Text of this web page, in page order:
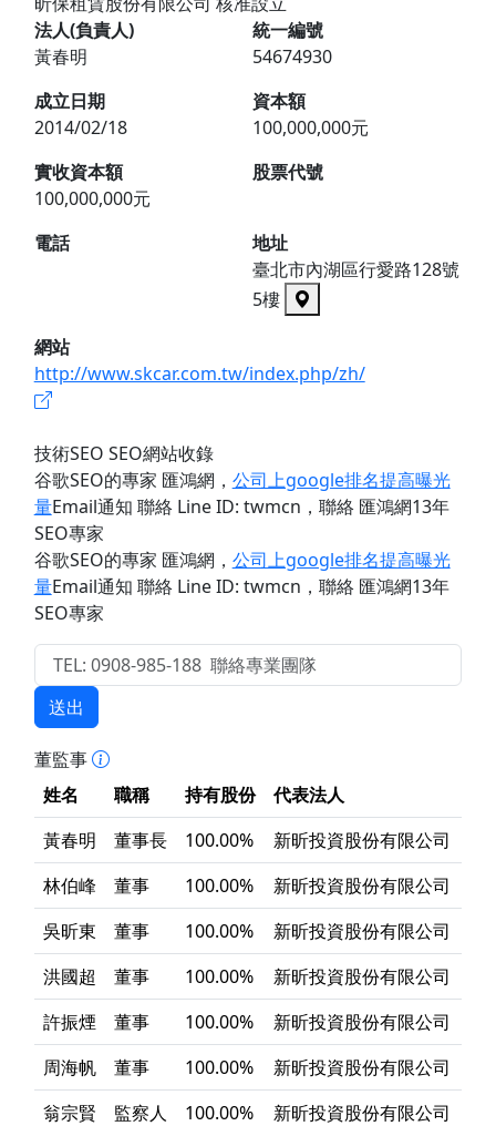
法人(負責人)
黃春明
統一編號
54674930
成立日期
2014/02/18
資本額
100,000,000元
實收資本額
100,000,000元
股票代號
電話
地址
臺北市內湖區行愛路128號
5樓
網站
http://www.skcar.com.tw/index.php/zh/
技術SEO SEO網站收錄
谷歌SEO的專家 匯鴻網 ， 公司上google排名提高曝光
量Email通知 聯絡 Line ID: twmcn ，聯絡 匯鴻網13年
SEO專家
谷歌SEO的專家 匯鴻網 ， 公司上google排名提高曝光
量Email通知 聯絡 Line ID: twmcn ，聯絡 匯鴻網13年
SEO專家
送出
董監事
姓名
職稱 持有股份
代表法人
黃春明
董事長 100.00%
新昕投資股份有限公司
林伯峰
董事 100.00%
新昕投資股份有限公司
吳昕東
董事 100.00%
新昕投資股份有限公司
洪國超
董事 100.00%
新昕投資股份有限公司
許振煙
董事 100.00%
新昕投資股份有限公司
周海帆
董事 100.00%
新昕投資股份有限公司
翁宗賢
監察人 100.00% 新昕投資股份有限公司